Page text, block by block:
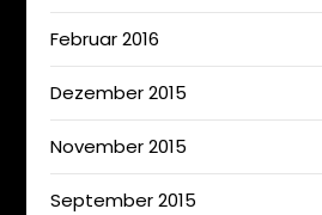
Februar 2016
Dezember 2015
November 2015
September 2015